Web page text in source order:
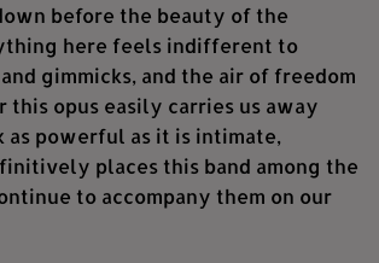
before the beauty of the
here feels indifferent to
gimmicks, and the air of freedom
this opus easily carries us away
as powerful as it is intimate,
places this band among the
to accompany them on our